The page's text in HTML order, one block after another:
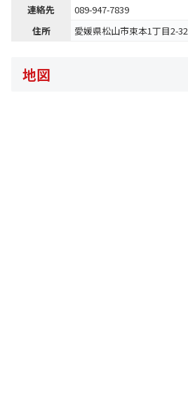
連絡先
089-947-7839
住所
愛媛県松山市束本1丁目2-32
地図